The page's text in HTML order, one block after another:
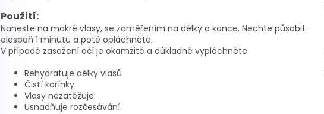
Použití:
Naneste na mokré vlasy, se zaměřením na délky a konce. Nechte působit
alespoň 1 minutu a poté opláchněte.
V případě zasažení očí je okamžitě a důkladně vypláchněte.
Rehydratuje délky vlasů
Čistí kořínky
Vlasy nezatěžuje
Usnadňuje rozčesávání